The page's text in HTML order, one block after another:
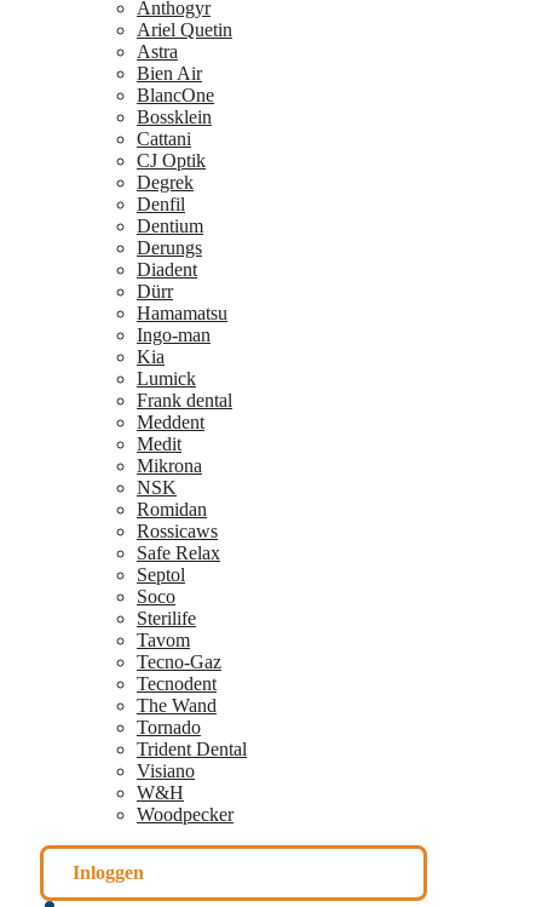
Anthogyr
Ariel Quetin
Astra
Bien Air
BlancOne
Bossklein
Cattani
CJ Optik
Degrek
Denfil
Dentium
Derungs
Diadent
Dürr
Hamamatsu
Ingo-man
Kia
Lumick
Frank dental
Meddent
Medit
Mikrona
NSK
Romidan
Rossicaws
Safe Relax
Septol
Soco
Sterilife
Tavom
Tecno-Gaz
Tecnodent
The Wand
Tornado
Trident Dental
Visiano
W&H
Woodpecker
Inloggen